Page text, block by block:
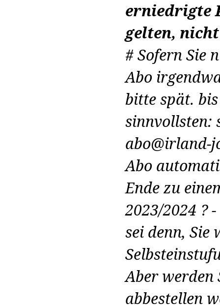
erniedrigte
gelten,
# Sofern Sie
Abo
bitte spät.
sinnvollsten:
abo@irland-
Abo
Ende zu
2023/2024 ? -
sei denn, Sie
Aber werden
abbestellen